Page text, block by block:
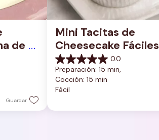
de
Guardar
Mini Tacitas de
Cheesecake Fáciles
0.0
0.0
de
5
estrellas.
Preparación: 15 min,
Cocción: 15 min
Fácil